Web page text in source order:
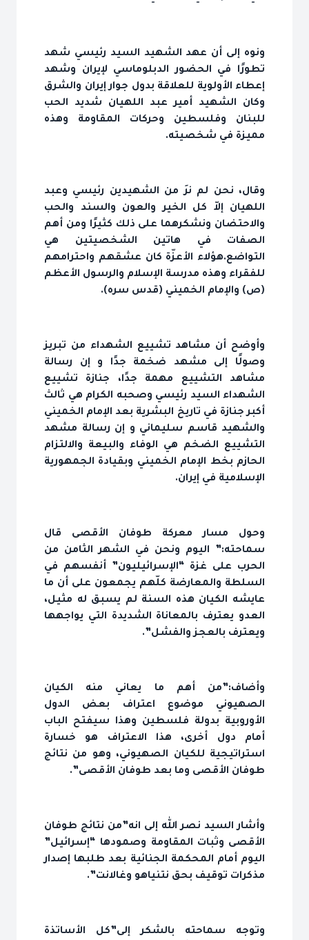
ونوه إلى أن عهد الشهيد السيد رئيسي شهد
تطورًا في الحضور الدبلوماسي لإيران وشهد
إعطاء الأولوية للعلاقة بدول جوار إيران والشرق
وكان الشهيد أمير عبد اللهيان شديد الحب
للبنان وفلسطين وحركات المقاومة وهذه
مميزة في شخصيته.
وقال، نحن لم نرَ من الشهيدين رئيسي وعبد
اللهيان إلاّ كل الخير والعون والسند والحب
والاحتضان ونشكرهما على ذلك كثيرًا ومن أهم
الصفات في هاتين الشخصيتين هي
التواضع.هؤلاء الأعزّة كان عشقهم واحترامهم
للفقراء وهذه مدرسة الإسلام والرسول الأعظم
(ص) والإمام الخميني (قدس سره).
وأوضح أن مشاهد تشييع الشهداء من تبريز
وصولًا إلى مشهد ضخمة جدًا و إن رسالة
مشاهد التشييع مهمة جدًا، جنازة تشييع
الشهداء السيد رئيسي وصحبه الكرام هي ثالث
أكبر جنازة في تاريخ البشرية بعد الإمام الخميني
والشهيد قاسم سليماني و إن رسالة مشهد
التشييع الضخم هي الوفاء والبيعة والالتزام
الحازم بخط الإمام الخميني وبقيادة الجمهورية
الإسلامية في إيران.
وحول مسار معركة طوفان الأقصى قال
سماحته:” اليوم ونحن في الشهر الثامن من
الحرب على غزة “الإسرائيليون” أنفسهم في
السلطة والمعارضة كلّهم يجمعون على أن ما
عايشه الكيان هذه السنة لم يسبق له مثيل،
العدو يعترف بالمعاناة الشديدة التي يواجهها
ويعترف بالعجز والفشل”.
وأضاف:”من أهم ما يعاني منه الكيان
الصهيوني موضوع اعتراف بعض الدول
الأوروبية بدولة فلسطين وهذا سيفتح الباب
أمام دول أخرى، هذا الاعتراف هو خسارة
استراتيجية للكيان الصهيوني، وهو من نتائج
طوفان الأقصى وما بعد طوفان الأقصى”.
وأشار السيد نصر الله إلى انه”من نتائج طوفان
الأقصى وثبات المقاومة وصمودها “إسرائيل”
اليوم أمام المحكمة الجنائية بعد طلبها إصدار
مذكرات توقيف بحق نتنياهو وغالانت”.
وتوجه سماحته بالشكر إلى”كل الأساتذة